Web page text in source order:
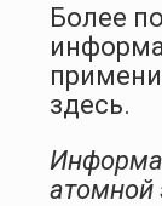
Более
здесь.
атомной